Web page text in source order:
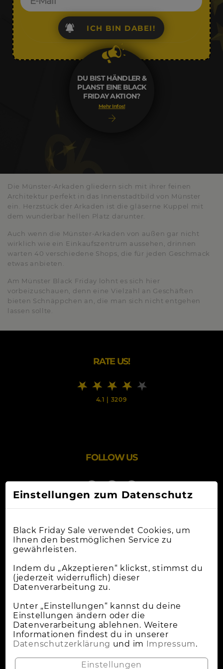
DU BIST HÄNDLER &
PLANST EINE BLACK
FRIDAY AKTION?
Mehr Infos!
ICH BIN DABEI!
Die Münster-Arkaden gliedern sich mit ihrer feinen
Architektur perfekt in das Innenstadtbild von Münster
ein. Herzstück der Arkaden ist die gläserne Kuppel mit
dem wunderbar hellen Platz darunter.
Auch wenn die Münster-Arkaden von außen gar nicht
wirklich wie ein Einkaufszentrum aussehen, drinnen
warten 40 verschiedene Shops, die für jeden Geschmack
etwas anbieten.
Am Münster Black Friday lohnt es sich hier
vorbeizuschauen, denn eine Vielzahl an Geschäften
bieten Schnäppchen an, die man sich nicht entgehen
lassen sollte.
RATE US!
4.1 | 3209
FOLLOW US
Online-Shops
Apple Deals
Cybermonday
News
Wann Ist Black Friday?
Einstellungen zum Datenschutz
Black Friday Sale verwendet Cookies, um
Ihnen den bestmöglichen Service zu
gewährleisten.
Indem du „Akzeptieren“ klickst, stimmst du
(jederzeit widerruflich) dieser
Datenverarbeitung zu.
Unter „Einstellungen“ kannst du deine
Einstellungen ändern oder die
Datenverarbeitung ablehnen. Weitere
Informationen findest du in unserer
Datenschutzerklärung und im Impressum.
Einstellungen